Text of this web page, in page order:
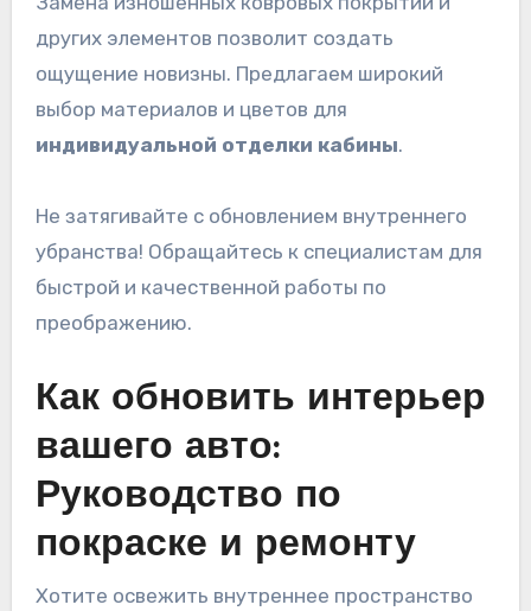
других элементов позволит создать
ощущение новизны. Предлагаем широкий
выбор материалов и цветов для
индивидуальной отделки кабины.
Не затягивайте с обновлением внутреннего
убранства! Обращайтесь к специалистам для
быстрой и качественной работы по
преображению.
Как обновить интерьер
вашего авто:
Руководство по
покраске и ремонту
Хотите освежить внутреннее пространство